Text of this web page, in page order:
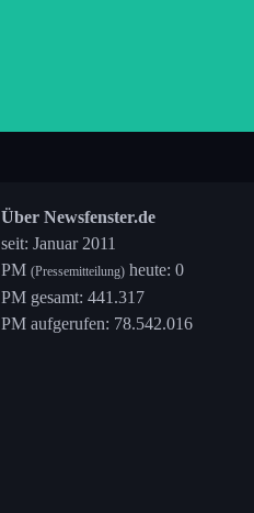
Über Newsfenster.de
seit: Januar 2011
PM (Pressemitteilung) heute: 0
PM gesamt: 441.317
PM aufgerufen: 78.542.016